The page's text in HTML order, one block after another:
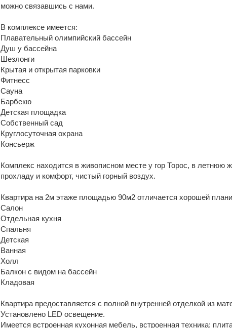
можно связавшись с нами.
В комплексе имеется:
Плавательный олимпийский бассейн
Душ у бассейна
Шезлонги
Крытая и открытая парковки
Фитнесс
Сауна
Барбекю
Детская площадка
Собственный сад
Круглосуточная охрана
Консьерж
Комплекс находится в живописном месте у гор Торос, в летнюю
прохладу и комфорт, чистый горный воздух.
Квартира на 2м этаже площадью 90м2 отличается хорошей
Салон
Отдельная кухня
Спальня
Детская
Ванная
Холл
Балкон с видом на бассейн
Кладовая
Квартира предоставляется с полной внутренней отделкой из
Установлено LED освещение.
Имеется встроенная кухонная мебель, встроенная техника: